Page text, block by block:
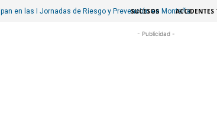
en las I Jornadas de Riesgo y Prevención en Montaña
SUCESOS ACCIDENTES
- Publicidad -